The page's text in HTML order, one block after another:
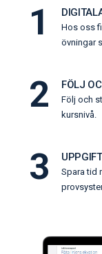
1
Hos oss
övningar
2 FÖLJ
Följ och
kursnivå.
3
Spara tid